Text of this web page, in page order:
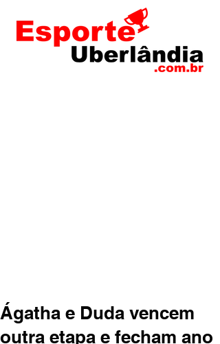
Ágatha e Duda vencem
outra etapa e fecham ano